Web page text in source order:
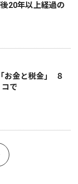
20年以上経過の
お金と税金｣ ８
で